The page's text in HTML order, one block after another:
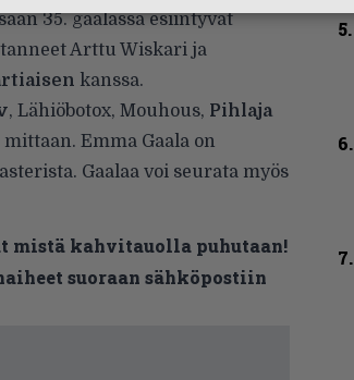
35. gaalassa esiintyvät
Arttu Wiskari ja
kanssa.
, Lähiöbotox, Mouhous, Pihlaja
Emma Gaala on
. Gaalaa voi seurata myös
mistä kahvitauolla puhutaan!
suoraan sähköpostiin